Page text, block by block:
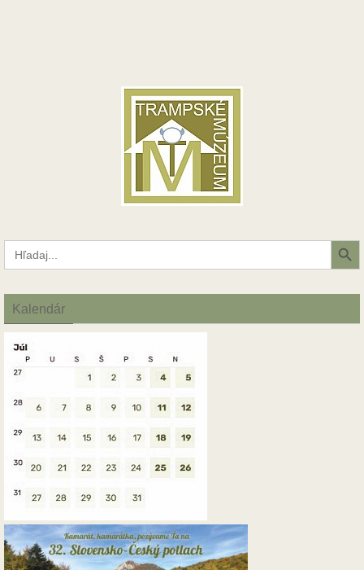
Search
for:
Search Button
Kalendár